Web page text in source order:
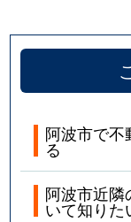
阿波市で不
る
阿波市近隣
いて知りた